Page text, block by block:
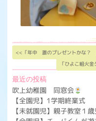
<<「年中 誰のプレゼントかな？
「ひよこ組火
最近の投稿
吹上幼稚園 同窓会
【全園児】1学期終業式
【未就園児】親子教室１